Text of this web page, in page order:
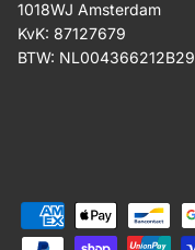
1018WJ Amsterdam
KvK: 87127679
BTW: NL004366212B29